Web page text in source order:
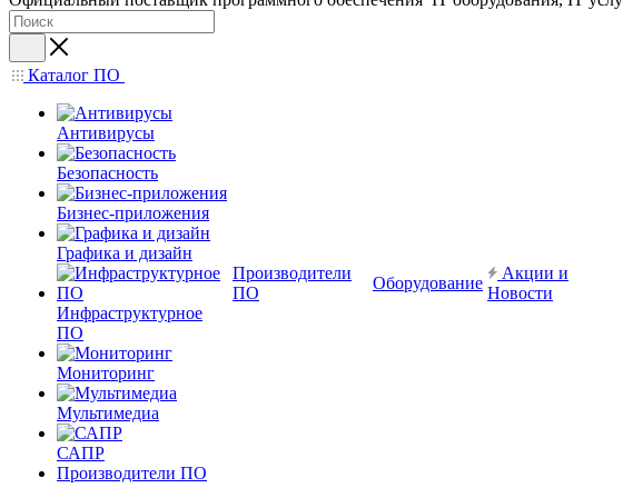
Каталог ПО
Антивирусы
Безопасность
Бизнес-приложения
Графика и дизайн
Инфраструктурное
ПО
Мониторинг
Мультимедиа
САПР
Производители ПО
Производители
ПО
Оборудование
Акции и
Новости